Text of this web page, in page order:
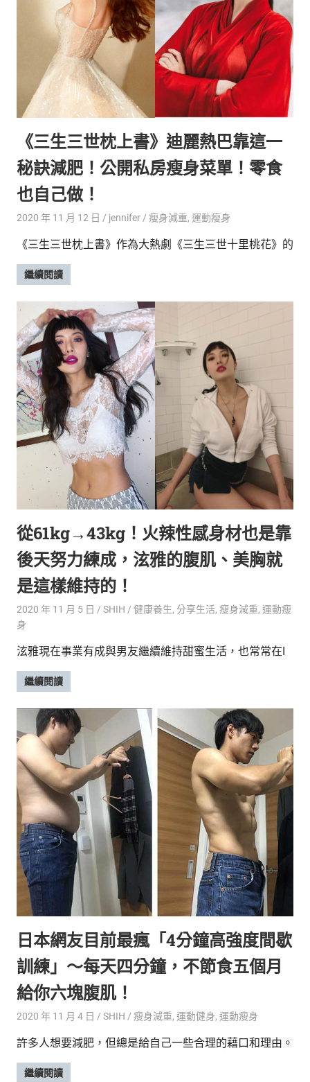
《三生三世枕上書》迪麗熱巴靠這一
秘訣減肥！公開私房瘦身菜單！零食
也自己做！
2020 年 11 月 12 日 jennifer 瘦身減重, 運動瘦身
《三生三世枕上書》作為大熱劇《三生三世十里桃花》的
繼續閱讀
從61kg→43kg！火辣性感身材也是靠
後天努力練成，泫雅的腹肌、美胸就
是這樣維持的！
2020 年 11 月 5 日 SHIH 健康養生, 分享生活, 瘦身減重, 運動瘦
身
泫雅現在事業有成與男友繼續維持甜蜜生活，也常常在I
繼續閱讀
日本網友目前最瘋「4分鐘高強度間歇
訓練」～每天四分鐘，不節食五個月
給你六塊腹肌！
2020 年 11 月 4 日 SHIH 瘦身減重, 運動健身, 運動瘦身
許多人想要減肥，但總是給自己一些合理的藉口和理由。
繼續閱讀